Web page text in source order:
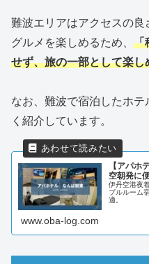
難波エリアはアクセスの
グルメを楽しめるため、 「
せず、旅の一部として楽し
なお、難波で宿泊したホ
く紹介しています。
【アパホ
空朝発に
伊丹空港夜
ブルルーム
適。
www.oba-log.com